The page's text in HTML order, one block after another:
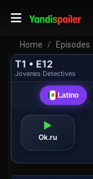
Home Episodes
T1 • E12
Jovenes Detectives
Latino
▶
Ok.ru